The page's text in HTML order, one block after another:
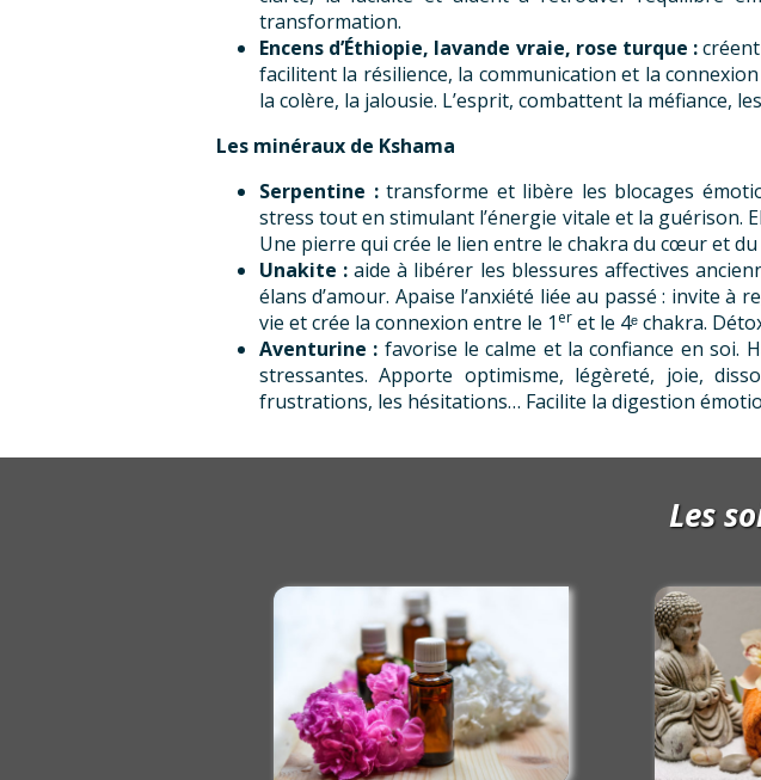
transformation.
Encens d’Éthiopie, lavande vraie, rose turque :
facilitent la résilience, la communication et la
la colère, la jalousie. L’esprit, combattent la méfiance,
Les minéraux de Kshama
Serpentine :transforme et libère les blocages
stress tout en stimulant l’énergie vitale et la guérison.
Une pierre qui crée le lien entre le chakra du cœur et du
Unakite :aide à libérer les blessures affectives
élans d’amour. Apaise l’anxiété liée au passé : invite
vie et crée la connexion entre le 1 er et le 4ᵉ chakra.
Aventurine : favorise le calme et la confiance en soi.
stressantes. Apporte optimisme, légèreté, joie,
frustrations, les hésitations… Facilite la digestion
Les